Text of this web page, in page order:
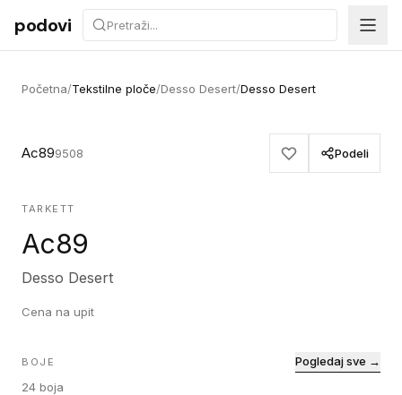
Preskoči na sadržaj
podovi
Početna/Tekstilne ploče/Desso Desert/Desso Desert
Ac899508 Podeli
TARKETT
Ac89
Desso Desert
Cena na upit
BOJE
24 boja
Pogledaj sve →